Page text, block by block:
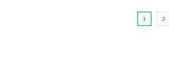
1 2